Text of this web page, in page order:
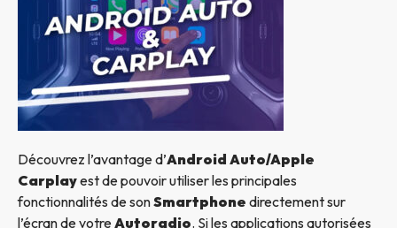
Découvrez l’avantage d’Android Auto/Apple
Carplayest de pouvoir utiliser les principales
fonctionnalités de sonSmartphone directement sur
l’écran de votreAutoradio. Si les applications autorisées